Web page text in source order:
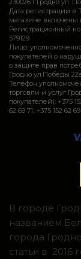
Дата регистрации в
магазине включены
Регистрационный
579129
Лицо,
покупателей о
о защите прав
Гродно ул.Победы 22а
Телефон
торговли и услуг
покупателей): +375
62 69 71, +375 152 62
В городе
названием
города
статьи в 2016